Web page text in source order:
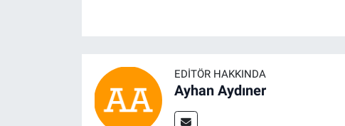
EDITÖR HAKKINDA
Ayhan Aydıner